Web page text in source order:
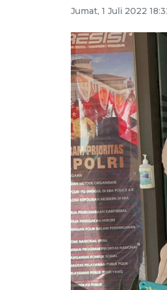
Jumat, 1 Juli 2022